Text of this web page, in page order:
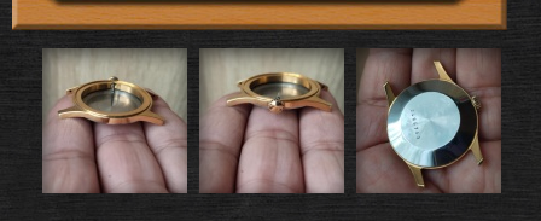
Prodané zboží: 1549 ks
další výrobky